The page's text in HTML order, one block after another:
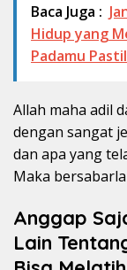
Baca Juga :
Hidup yang
Padamu
Allah maha adil
dengan sangat
dan apa yang
Maka
Anggap
Lain